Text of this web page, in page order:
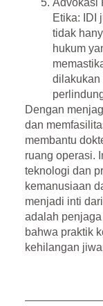
Advokasi
Etika: IDI
tidak
hukum
dilakukan
Dengan
dan
membantu
ruang operasi.
teknologi dan
kemanusiaan
menjadi inti
adalah
bahwa praktik
kehilangan